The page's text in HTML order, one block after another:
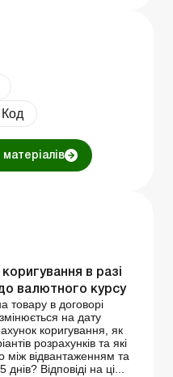
Код
в разі
до валютного курсу
товару в договорі
на дату
коригування, як
розрахунків та які
між відвантаженням та
Відповіді на ці...